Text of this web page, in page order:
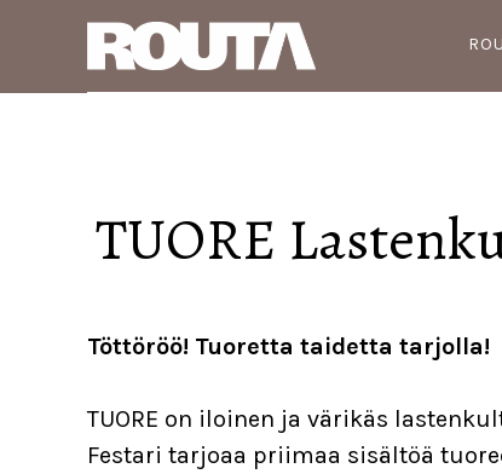
main
primary
footer
TUORE
Töttöröö! Tuoretta taidetta tarjolla!
TUORE on iloinen ja värikäs
Festari tarjoaa priimaa sisältöä